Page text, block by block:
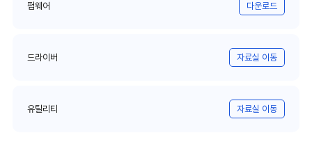
펌웨어 다운로드
드라이버 자료실 이동
유틸리티 자료실 이동